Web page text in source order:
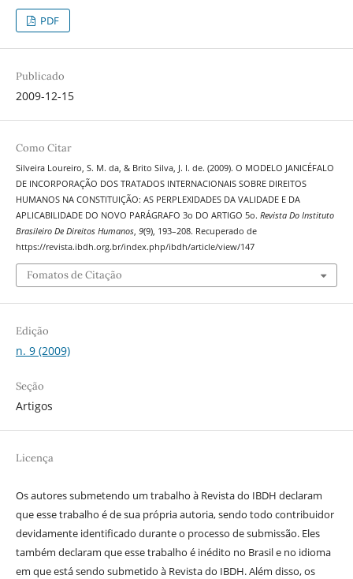
PDF
Publicado
2009-12-15
Como Citar
Silveira Loureiro, S. M. da, & Brito Silva, J. I. de. (2009). O MODELO JANICÉFALO
DE INCORPORAÇÃO DOS TRATADOS INTERNACIONAIS SOBRE DIREITOS
HUMANOS NA CONSTITUIÇÃO: AS PERPLEXIDADES DA VALIDADE E DA
APLICABILIDADE DO NOVO PARÁGRAFO 3o DO ARTIGO 5o. Revista Do Instituto
Brasileiro De Direitos Humanos, 9(9), 193–208. Recuperado de
https://revista.ibdh.org.br/index.php/ibdh/article/view/147
Fomatos de Citação
Edição
n. 9 (2009)
Seção
Artigos
Licença
Os autores submetendo um trabalho à Revista do IBDH declaram
que esse trabalho é de sua própria autoria, sendo todo contribuidor
devidamente identificado durante o processo de submissão. Eles
também declaram que esse trabalho é inédito no Brasil e no idioma
em que está sendo submetido à Revista do IBDH. Além disso, os